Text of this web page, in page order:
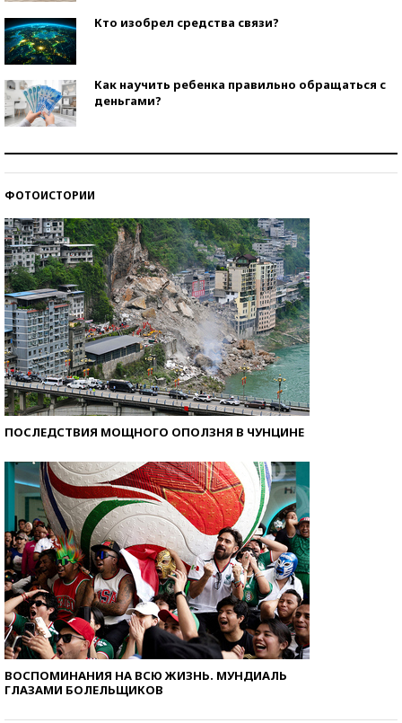
Кто изобрел средства связи?
Как научить ребенка правильно обращаться с
деньгами?
ФОТОИСТОРИИ
ПОСЛЕДСТВИЯ МОЩНОГО ОПОЛЗНЯ В ЧУНЦИНЕ
ВОСПОМИНАНИЯ НА ВСЮ ЖИЗНЬ. МУНДИАЛЬ
ГЛАЗАМИ БОЛЕЛЬЩИКОВ